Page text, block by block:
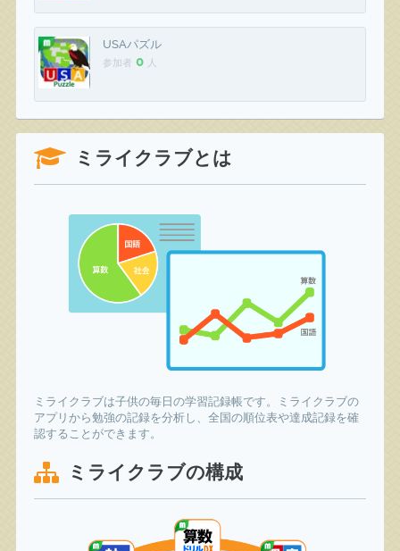
USAパズル
参加者 0 人
ミライクラブとは
ミライクラブは子供の毎日の学習記録帳です。ミライクラブの
アプリから勉強の記録を分析し、全国の順位表や達成記録を確
認することができます。
ミライクラブの構成